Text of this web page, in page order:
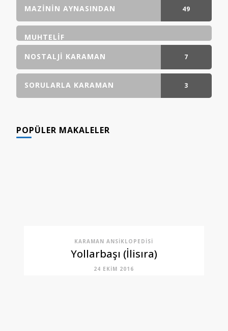
GÖNDERI(LER)
MAZININ AYNASINDAN 49
MUHTELIF
NOSTALJI KARAMAN
7
GÖNDERI(LER)
SORULARLA KARAMAN 3
POPÜLER MAKALELER
KARAMAN ANSIKLOPEDISI
Yollarbaşı (İlisıra)
24 EKIM 2016